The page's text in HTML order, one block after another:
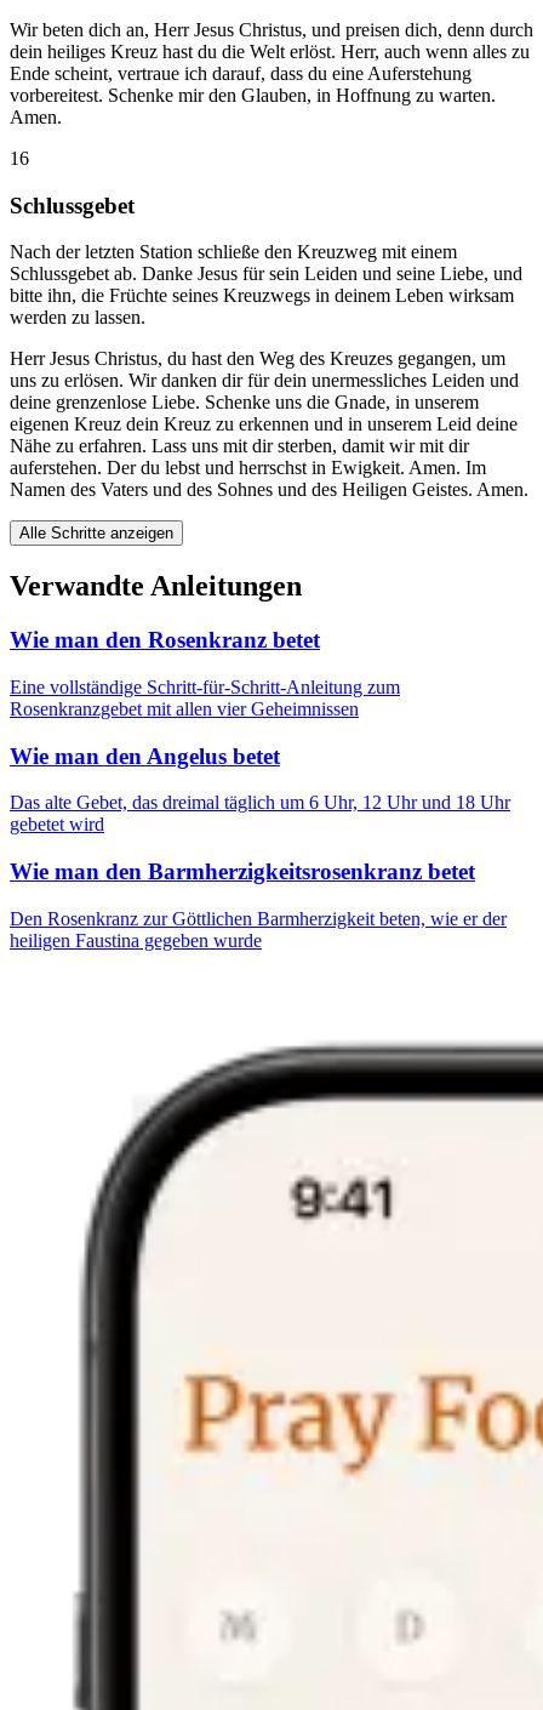
Wir beten dich an, Herr Jesus Christus, und preisen dich, denn durch
dein heiliges Kreuz hast du die Welt erlöst. Herr, auch wenn alles zu
Ende scheint, vertraue ich darauf, dass du eine Auferstehung
vorbereitest. Schenke mir den Glauben, in Hoffnung zu warten.
Amen.
16
Schlussgebet
Nach der letzten Station schließe den Kreuzweg mit einem
Schlussgebet ab. Danke Jesus für sein Leiden und seine Liebe, und
bitte ihn, die Früchte seines Kreuzwegs in deinem Leben wirksam
werden zu lassen.
Herr Jesus Christus, du hast den Weg des Kreuzes gegangen, um
uns zu erlösen. Wir danken dir für dein unermessliches Leiden und
deine grenzenlose Liebe. Schenke uns die Gnade, in unserem
eigenen Kreuz dein Kreuz zu erkennen und in unserem Leid deine
Nähe zu erfahren. Lass uns mit dir sterben, damit wir mit dir
auferstehen. Der du lebst und herrschst in Ewigkeit. Amen. Im
Namen des Vaters und des Sohnes und des Heiligen Geistes. Amen.
Alle Schritte anzeigen
Verwandte Anleitungen
Wie man den Rosenkranz betet
Eine vollständige Schritt-für-Schritt-Anleitung zum
Rosenkranzgebet mit allen vier Geheimnissen
Wie man den Angelus betet
Das alte Gebet, das dreimal täglich um 6 Uhr, 12 Uhr und 18 Uhr
gebetet wird
Wie man den Barmherzigkeitsrosenkranz betet
Den Rosenkranz zur Göttlichen Barmherzigkeit beten, wie er der
heiligen Faustina gegeben wurde